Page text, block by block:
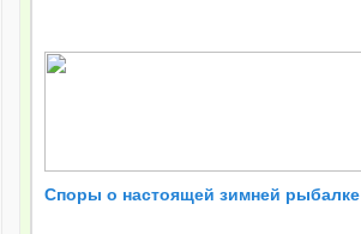
Споры о настоящей зимней рыбалке